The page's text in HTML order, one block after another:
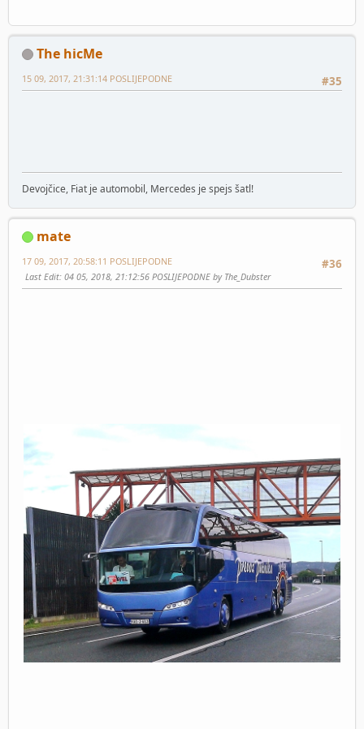
The hicMe
#35
15 09, 2017, 21:31:14 POSLIJEPODNE
Devojčice, Fiat je automobil, Mercedes je spejs šatl!
mate
#36
17 09, 2017, 20:58:11 POSLIJEPODNE
Last Edit: 04 05, 2018, 21:12:56 POSLIJEPODNE by The_Dubster